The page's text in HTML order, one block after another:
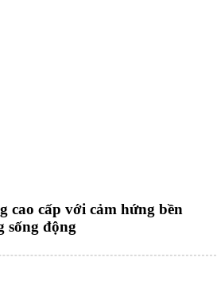
cao cấp với cảm hứng bền
sống động